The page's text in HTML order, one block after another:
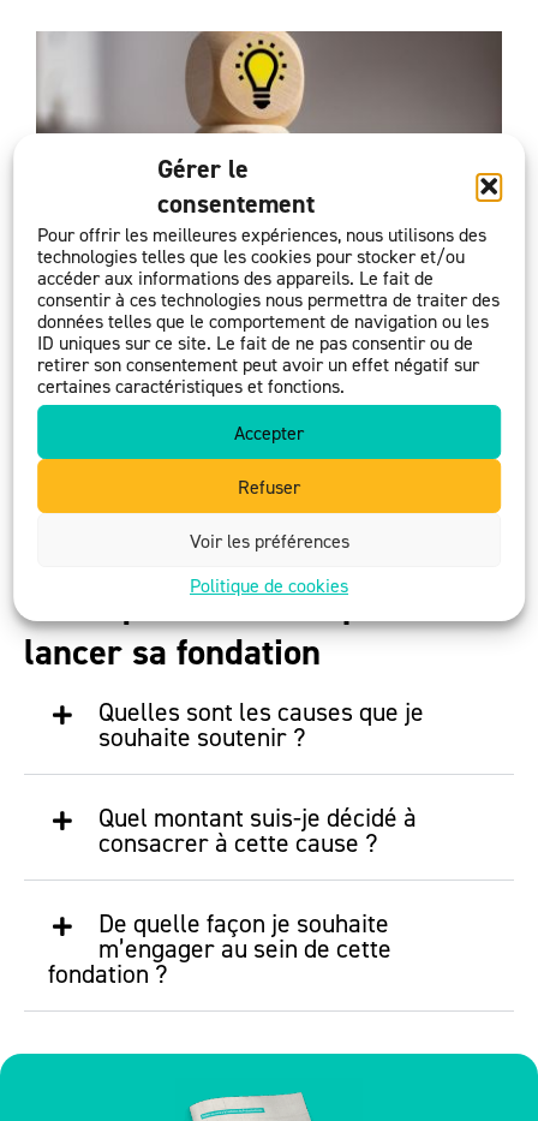
Gérer le
consentement
Pour offrir les meilleures expériences, nous utilisons des
technologies telles que les cookies pour stocker et/ou
accéder aux informations des appareils. Le fait de
consentir à ces technologies nous permettra de traiter des
données telles que le comportement de navigation ou les
ID uniques sur ce site. Le fait de ne pas consentir ou de
retirer son consentement peut avoir un effet négatif sur
certaines caractéristiques et fonctions.
Accepter
Refuser
Voir les préférences
Politique de cookies
Trois questions clés pour
lancer sa fondation
Quelles sont les causes que je
souhaite soutenir ?
Quel montant suis-je décidé à
consacrer à cette cause ?
De quelle façon je souhaite
m’engager au sein de cette
fondation ?